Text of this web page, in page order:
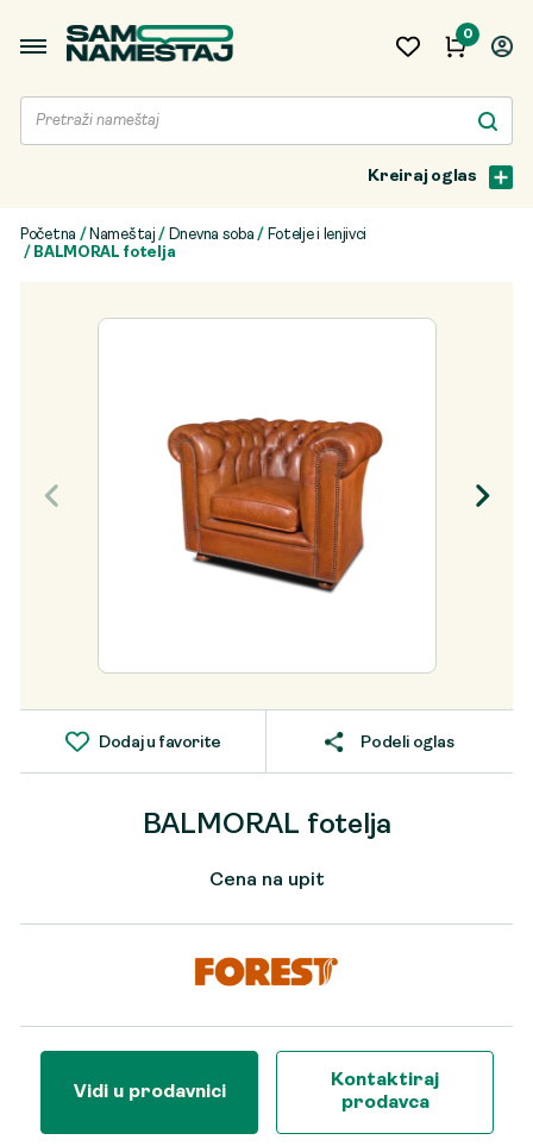
0
Kreiraj oglas
Početna / Nameštaj / Dnevna soba / Fotelje i lenjivci
/ BALMORAL fotelja
Dodaj u favorite Podeli oglas
BALMORAL fotelja
Cena na upit
Vidi u prodavnici
Kontaktiraj
prodavca